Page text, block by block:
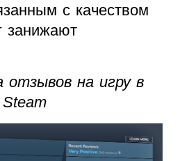
с качеством
занижают
отзывов на игру в
Steam